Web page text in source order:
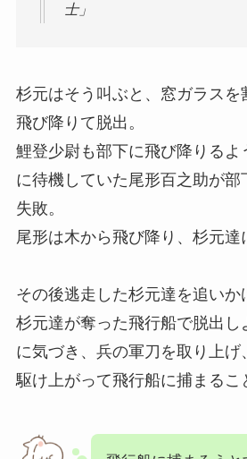
士」
杉元はそう叫ぶと、窓ガラスを
飛び降りて脱出。
鯉登少尉も部下に飛び降りるよ
に待機していた尾形百之助が部
失敗。
尾形は木から飛び降り、杉元達
その後逃走した杉元達を追いか
杉元達が奪った飛行船で脱出し
に気づき、兵の軍刀を取り上げ
駆け上がって飛行船に捕まるこ